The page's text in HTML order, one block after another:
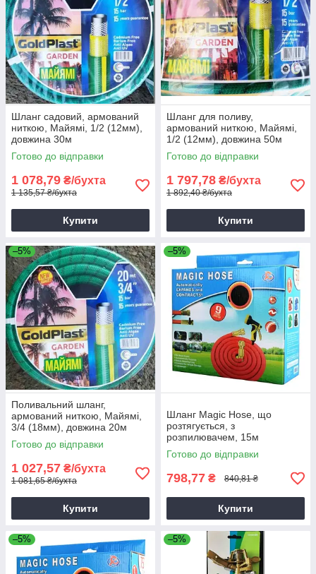
Шланг садовий, армований
ниткою, Майямі, 1/2 (12мм),
довжина 30м
Готово до відправки
1 078,79 ₴/бухта
1 135,57 ₴/бухта
Купити
Шланг для поливу,
армований ниткою, Майямі,
1/2 (12мм), довжина 50м
Готово до відправки
1 797,78 ₴/бухта
1 892,40 ₴/бухта
Купити
–5%
Поливальний шланг,
армований ниткою, Майямі,
3/4 (18мм), довжина 20м
Готово до відправки
1 027,57 ₴/бухта
1 081,65 ₴/бухта
Купити
–5%
Шланг Magic Hose, що
розтягується, з
розпилювачем, 15м
Готово до відправки
798,77 ₴ 840,81 ₴
Купити
–5% –5%